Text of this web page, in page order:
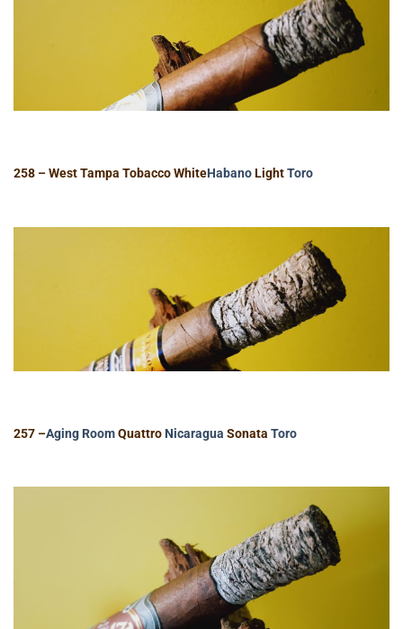
258 – West Tampa Tobacco WhiteHabanoLightToro
257 –Aging RoomQuattro Nicaragua Sonata Toro